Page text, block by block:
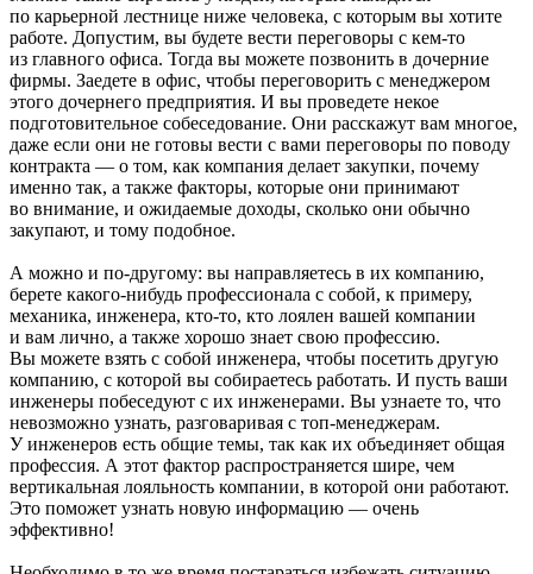
по карьерной лестнице ниже человека, с которым вы хотите
работе. Допустим, вы будете вести переговоры с кем-то
из главного офиса. Тогда вы можете позвонить в дочерние
фирмы. Заедете в офис, чтобы переговорить с менеджером
этого дочернего предприятия. И вы проведете некое
подготовительное собеседование. Они расскажут вам многое,
даже если они не готовы вести с вами переговоры по поводу
контракта — о том, как компания делает закупки, почему
именно так, а также факторы, которые они принимают
во внимание, и ожидаемые доходы, сколько они обычно
закупают, и тому подобное.
А можно и по-другому: вы направляетесь в их компанию,
берете какого-нибудь профессионала с собой, к примеру,
механика, инженера, кто-то, кто лоялен вашей компании
и вам лично, а также хорошо знает свою профессию.
Вы можете взять с собой инженера, чтобы посетить другую
компанию, с которой вы собираетесь работать. И пусть ваши
инженеры побеседуют с их инженерами. Вы узнаете то, что
невозможно узнать, разговаривая с топ-менеджерам.
У инженеров есть общие темы, так как их объединяет общая
профессия. А этот фактор распространяется шире, чем
вертикальная лояльность компании, в которой они работают.
Это поможет узнать новую информацию — очень
эффективно!